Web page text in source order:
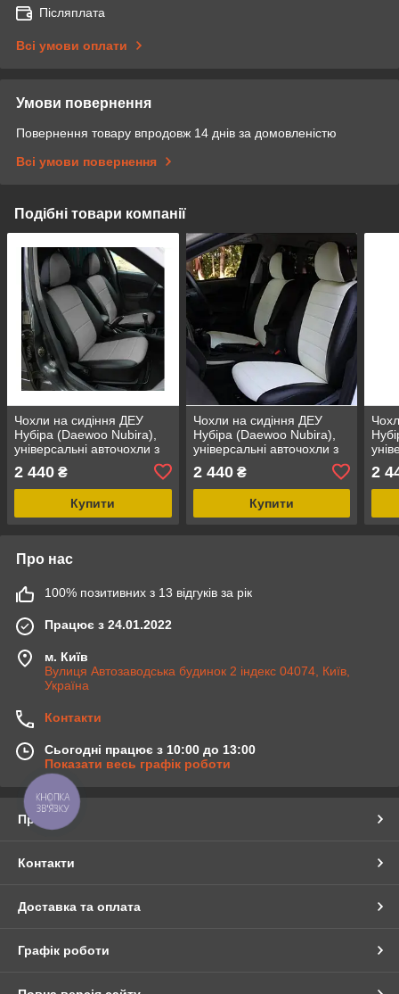
Післяплата
Всі умови оплати
Умови повернення
Повернення товару впродовж 14 днів за домовленістю
Всі умови повернення
Подібні товари компанії
Чохли на сидіння ДЕУ
Нубіра (Daewoo Nubira),
універсальні авточохли з
екошкіри в Україні Чорно-
сірий
2 440 ₴
Купити
Чохли на сидіння ДЕУ
Нубіра (Daewoo Nubira),
універсальні авточохли з
екошкіри в Україні Чорно-
білий
2 440₴
Купити
2
Про нас
100% позитивних з 13 відгуків за рік
Працює з 24.01.2022
м. Київ
Вулиця Автозаводська будинок 2 індекс 04074, Київ,
Україна
Контакти
Сьогодні працює з 10:00 до 13:00
Показати весь графік роботи
Про нас
Контакти
Доставка та оплата
Графік роботи
КНОПКА
ЗВ'ЯЗКУ